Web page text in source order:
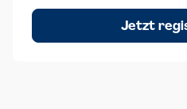
Um das Logo herum muss ein
Höhe bzw. Breite des N aus
Jetzt